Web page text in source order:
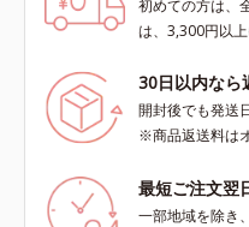
初めての方は、
は、3,300円以
30日以内なら
開封後でも発送
※商品返送料は
最短ご注文翌
一部地域を除き